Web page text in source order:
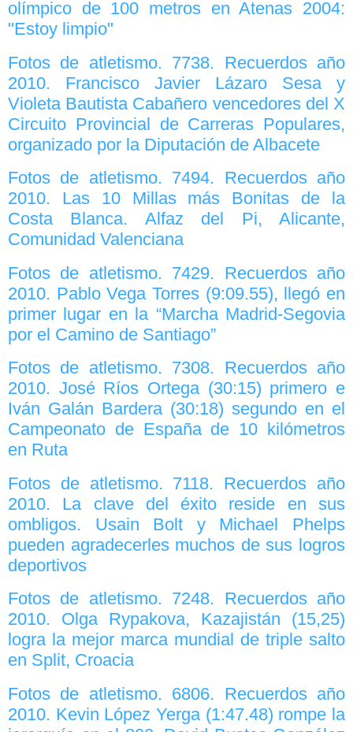
olímpico de 100 metros en Atenas 2004:
"Estoy limpio"
Fotos de atletismo. 7738. Recuerdos año
2010. Francisco Javier Lázaro Sesa y
Violeta Bautista Cabañero vencedores del X
Circuito Provincial de Carreras Populares,
organizado por la Diputación de Albacete
Fotos de atletismo. 7494. Recuerdos año
2010. Las 10 Millas más Bonitas de la
Costa Blanca. Alfaz del Pi, Alicante,
Comunidad Valenciana
Fotos de atletismo. 7429. Recuerdos año
2010. Pablo Vega Torres (9:09.55), llegó en
primer lugar en la “Marcha Madrid-Segovia
por el Camino de Santiago”
Fotos de atletismo. 7308. Recuerdos año
2010. José Ríos Ortega (30:15) primero e
Iván Galán Bardera (30:18) segundo en el
Campeonato de España de 10 kilómetros
en Ruta
Fotos de atletismo. 7118. Recuerdos año
2010. La clave del éxito reside en sus
ombligos. Usain Bolt y Michael Phelps
pueden agradecerles muchos de sus logros
deportivos
Fotos de atletismo. 7248. Recuerdos año
2010. Olga Rypakova, Kazajistán (15,25)
logra la mejor marca mundial de triple salto
en Split, Croacia
Fotos de atletismo. 6806. Recuerdos año
2010. Kevin López Yerga (1:47.48) rompe la